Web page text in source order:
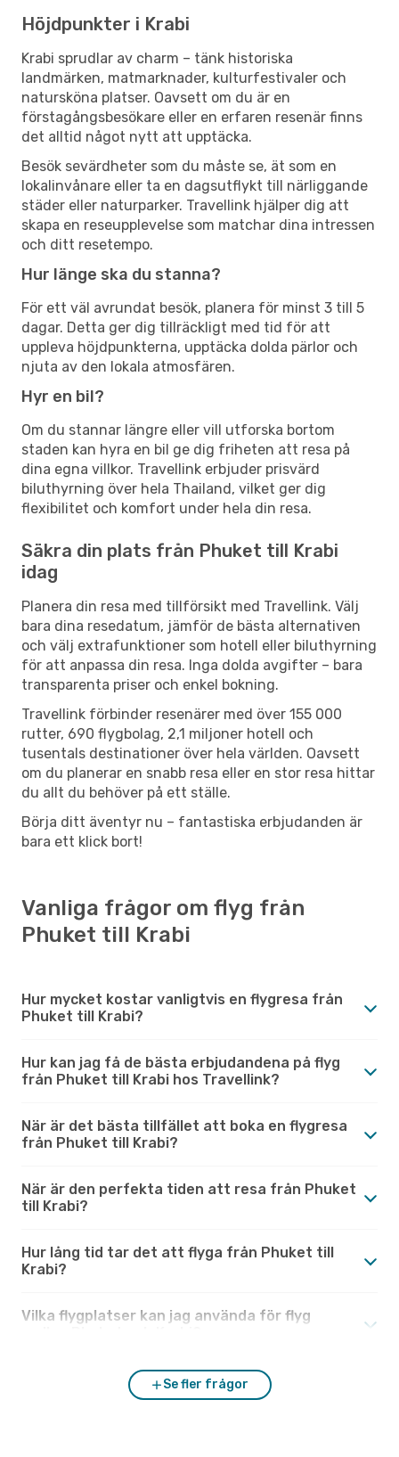
Höjdpunkter i Krabi
Krabi sprudlar av charm – tänk historiska
landmärken, matmarknader, kulturfestivaler och
natursköna platser. Oavsett om du är en
förstagångsbesökare eller en erfaren resenär finns
det alltid något nytt att upptäcka.
Besök sevärdheter som du måste se, ät som en
lokalinvånare eller ta en dagsutflykt till närliggande
städer eller naturparker. Travellink hjälper dig att
skapa en reseupplevelse som matchar dina intressen
och ditt resetempo.
Hur länge ska du stanna?
För ett väl avrundat besök, planera för minst 3 till 5
dagar. Detta ger dig tillräckligt med tid för att
uppleva höjdpunkterna, upptäcka dolda pärlor och
njuta av den lokala atmosfären.
Hyr en bil?
Om du stannar längre eller vill utforska bortom
staden kan hyra en bil ge dig friheten att resa på
dina egna villkor. Travellink erbjuder prisvärd
biluthyrning över hela Thailand, vilket ger dig
flexibilitet och komfort under hela din resa.
Säkra din plats från Phuket till Krabi
idag
Planera din resa med tillförsikt med Travellink. Välj
bara dina resedatum, jämför de bästa alternativen
och välj extrafunktioner som hotell eller biluthyrning
för att anpassa din resa. Inga dolda avgifter – bara
transparenta priser och enkel bokning.
Travellink förbinder resenärer med över 155 000
rutter, 690 flygbolag, 2,1 miljoner hotell och
tusentals destinationer över hela världen. Oavsett
om du planerar en snabb resa eller en stor resa hittar
du allt du behöver på ett ställe.
Börja ditt äventyr nu – fantastiska erbjudanden är
bara ett klick bort!
Vanliga frågor om flyg från
Phuket till Krabi
Hur mycket kostar vanligtvis en flygresa från
Phuket till Krabi?
Hur kan jag få de bästa erbjudandena på flyg
från Phuket till Krabi hos Travellink?
När är det bästa tillfället att boka en flygresa
från Phuket till Krabi?
När är den perfekta tiden att resa från Phuket
till Krabi?
Hur lång tid tar det att flyga från Phuket till
Krabi?
Vilka flygplatser kan jag använda för flyg
Se fler frågor